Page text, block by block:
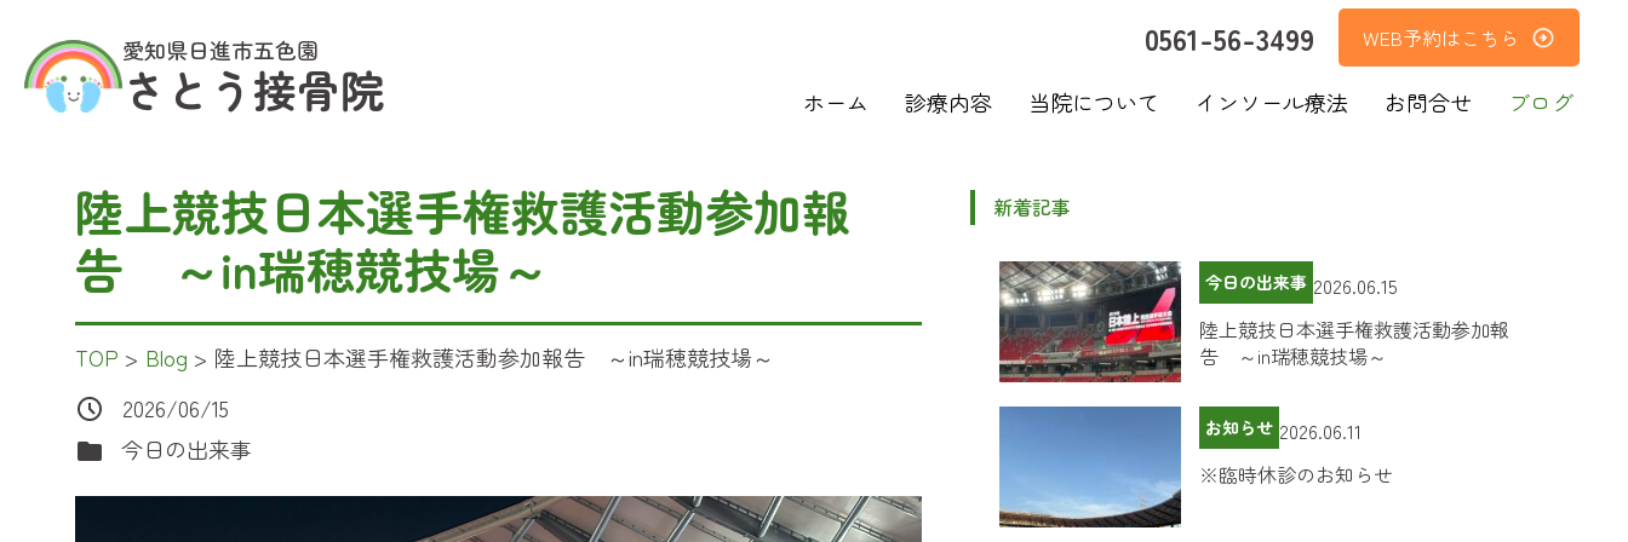
愛知県日進市五色園
さとう接骨院
0561-56-3499 WEB予約はこちら
ホーム 診療内容 当院について インソール療法 お問合せ ブログ
陸上競技日本選手権救護活動参加報
告 ～in瑞穂競技場～
TOP > Blog > 陸上競技日本選手権救護活動参加報告 ～in瑞穂競技場～
2026/06/15
今日の出来事
新着記事
今日の出来事 2026.06.15
陸上競技日本選手権救護活動参加報
告 ～in瑞穂競技場～
お知らせ 2026.06.11
※臨時休診のお知らせ